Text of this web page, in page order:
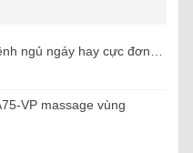
ngủ ngáy hay cực đơn…
VP massage vùng